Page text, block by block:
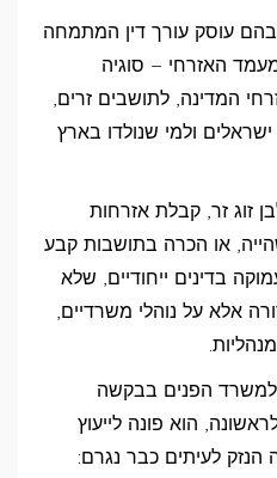
עוסק עורך דין המתמחה
האזרחי – סוגיה
המדינה, לתושבים זרים,
ולמי שנולדו בארץ
זוג זר, קבלת אזרחות
או הכרה בתושבות קבע
בדינים ייחודיים, שלא
אלא על נוהלי משרדיים,
הפנים בבקשה
הוא פונה לייעוץ
לעיתים כבר נגרם: